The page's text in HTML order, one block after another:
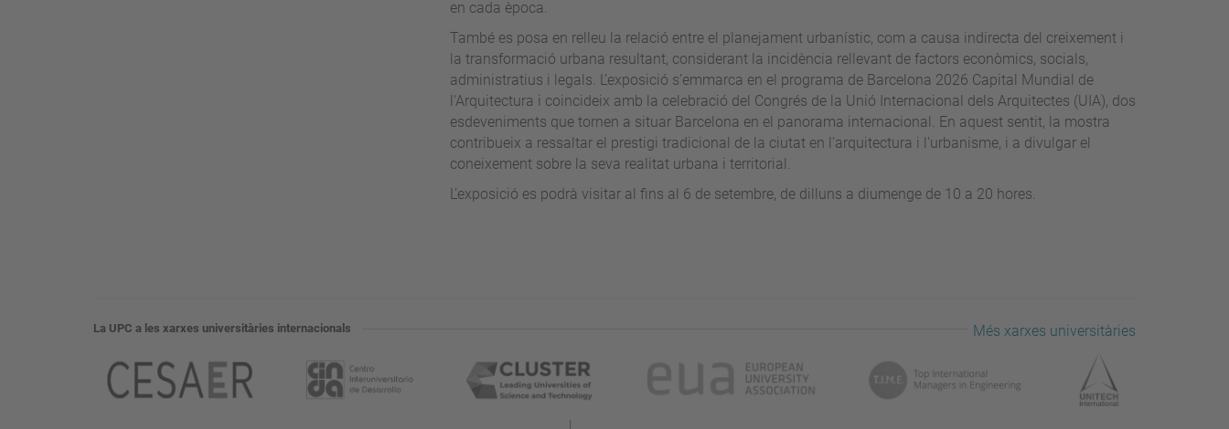
en cada època.
També es posa en relleu la relació entre el planejament urbanístic, com a causa indirecta del creixement i
la transformació urbana resultant, considerant la incidència rellevant de factors econòmics, socials,
administratius i legals. L’exposició s’emmarca en el programa de Barcelona 2026 Capital Mundial de
l'Arquitectura i coincideix amb la celebració del Congrés de la Unió Internacional dels Arquitectes (UIA), dos
esdeveniments que tornen a situar Barcelona en el panorama internacional. En aquest sentit, la mostra
contribueix a ressaltar el prestigi tradicional de la ciutat en l'arquitectura i l'urbanisme, i a divulgar el
coneixement sobre la seva realitat urbana i territorial.
L’exposició es podrà visitar al fins al 6 de setembre, de dilluns a diumenge de 10 a 20 hores.
La UPC a les xarxes universitàries internacionals Més xarxes universitàries